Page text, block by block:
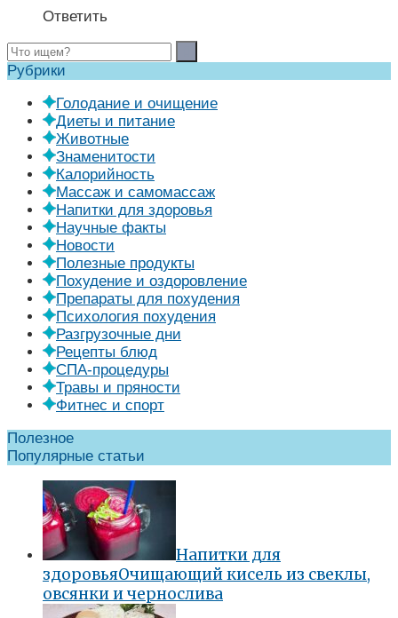
Ответить
Рубрики
Голодание и очищение
Диеты и питание
Животные
Знаменитости
Калорийность
Массаж и самомассаж
Напитки для здоровья
Научные факты
Новости
Полезные продукты
Похудение и оздоровление
Препараты для похудения
Психология похудения
Разгрузочные дни
Рецепты блюд
СПА-процедуры
Травы и пряности
Фитнес и спорт
Полезное
Популярные статьи
Напитки для
здоровьяОчищающий кисель из свеклы,
овсянки и чернослива